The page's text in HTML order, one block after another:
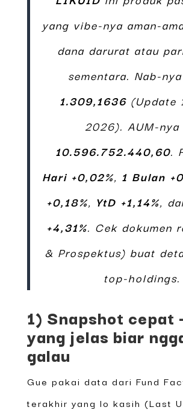
yang vibe-nya aman-
dana darurat atau
sementara. Nab-
1.309,1636 (Update
2026). AUM-nya
10.596.752.440,60.
Hari +0,02%, 1 Bulan
+0,18%, YtD +1,14%,
+4,31%. Cek dokumen
& Prospektus) buat
top-holdings.
1) Snapshot cepat
yang jelas biar
galau
Gue pakai data dari Fund
terakhir yang lo kasih (Last